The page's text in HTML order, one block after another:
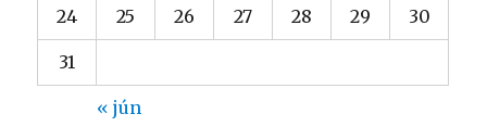
24 25 26 27 28 29 30
31
« jún